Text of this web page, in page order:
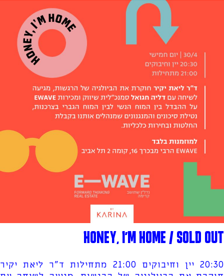
HONEY, I'M HOME / SOLD OUT
20:30 יין וחיבוקים 21:00 מתחילות ד"ר ליאת יקיר